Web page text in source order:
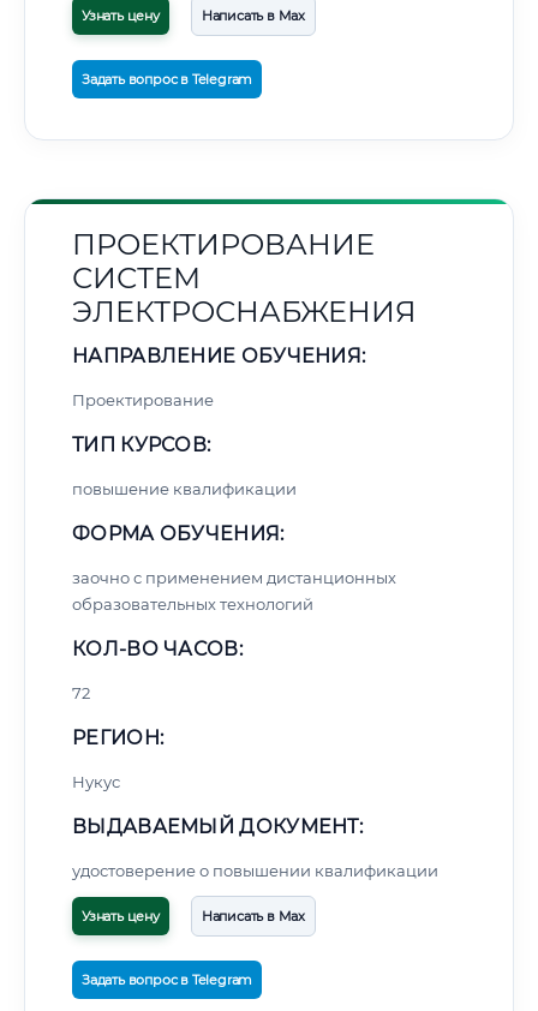
Узнать цену Написать в Max
Задать вопрос в Telegram
ПРОЕКТИРОВАНИЕ
СИСТЕМ
ЭЛЕКТРОСНАБЖЕНИЯ
НАПРАВЛЕНИЕ ОБУЧЕНИЯ:
Проектирование
ТИП КУРСОВ:
повышение квалификации
ФОРМА ОБУЧЕНИЯ:
заочно с применением дистанционных
образовательных технологий
КОЛ-ВО ЧАСОВ:
72
РЕГИОН:
Нукус
ВЫДАВАЕМЫЙ ДОКУМЕНТ:
удостоверение о повышении квалификации
Узнать цену Написать в Max
Задать вопрос в Telegram